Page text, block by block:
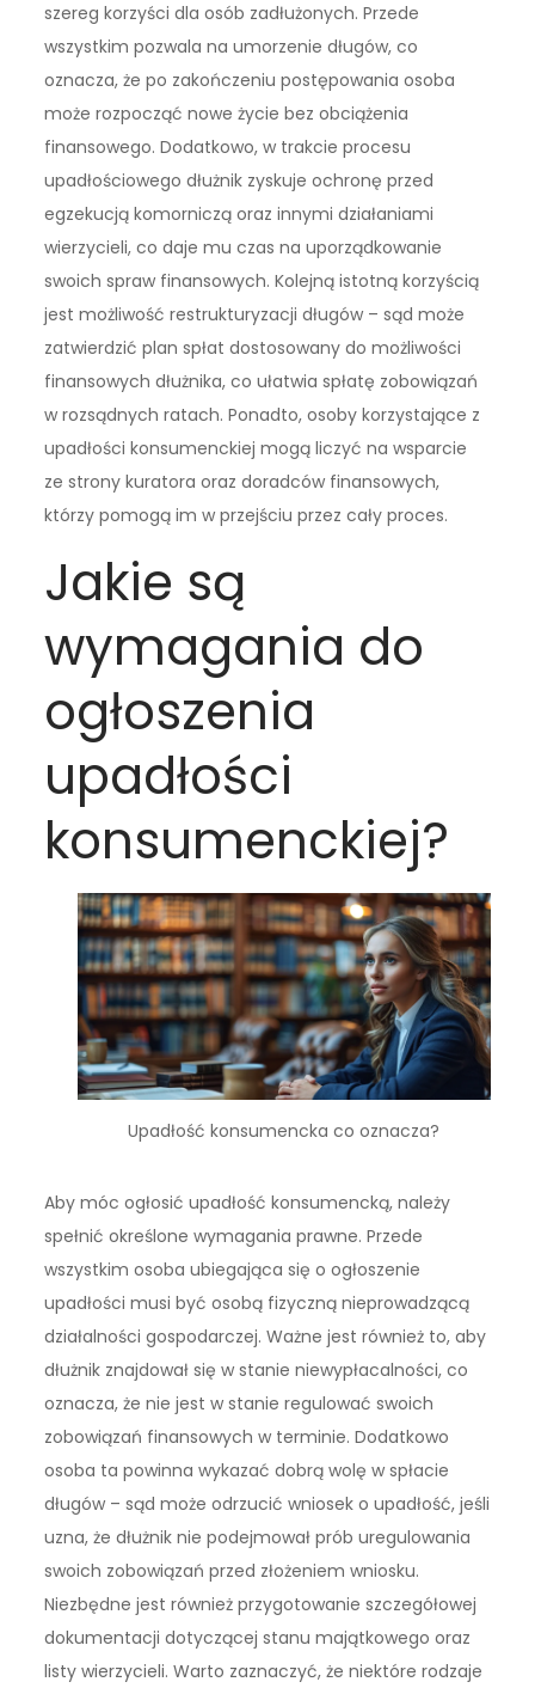
szereg korzyści dla osób zadłużonych. Przede
wszystkim pozwala na umorzenie długów, co
oznacza, że po zakończeniu postępowania osoba
może rozpocząć nowe życie bez obciążenia
finansowego. Dodatkowo, w trakcie procesu
upadłościowego dłużnik zyskuje ochronę przed
egzekucją komorniczą oraz innymi działaniami
wierzycieli, co daje mu czas na uporządkowanie
swoich spraw finansowych. Kolejną istotną korzyścią
jest możliwość restrukturyzacji długów – sąd może
zatwierdzić plan spłat dostosowany do możliwości
finansowych dłużnika, co ułatwia spłatę zobowiązań
w rozsądnych ratach. Ponadto, osoby korzystające z
upadłości konsumenckiej mogą liczyć na wsparcie
ze strony kuratora oraz doradców finansowych,
którzy pomogą im w przejściu przez cały proces.
Jakie są
wymagania do
ogłoszenia
upadłości
konsumenckiej?
Upadłość konsumencka co oznacza?
Aby móc ogłosić upadłość konsumencką, należy
spełnić określone wymagania prawne. Przede
wszystkim osoba ubiegająca się o ogłoszenie
upadłości musi być osobą fizyczną nieprowadzącą
działalności gospodarczej. Ważne jest również to, aby
dłużnik znajdował się w stanie niewypłacalności, co
oznacza, że nie jest w stanie regulować swoich
zobowiązań finansowych w terminie. Dodatkowo
osoba ta powinna wykazać dobrą wolę w spłacie
długów – sąd może odrzucić wniosek o upadłość, jeśli
uzna, że dłużnik nie podejmował prób uregulowania
swoich zobowiązań przed złożeniem wniosku.
Niezbędne jest również przygotowanie szczegółowej
dokumentacji dotyczącej stanu majątkowego oraz
listy wierzycieli. Warto zaznaczyć, że niektóre rodzaje